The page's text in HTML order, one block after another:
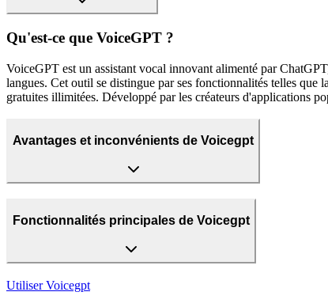
Qu'est-ce que VoiceGPT ?
VoiceGPT est un assistant vocal innovant alimenté par
langues. Cet outil se distingue par ses fonctionnalités telles que
gratuites illimitées. Développé par les créateurs d'applications
Avantages et inconvénients de Voicegpt
Fonctionnalités principales de Voicegpt
Utiliser Voicegpt